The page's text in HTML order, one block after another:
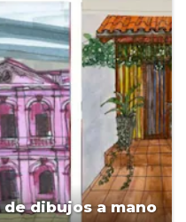
dibujos a mano